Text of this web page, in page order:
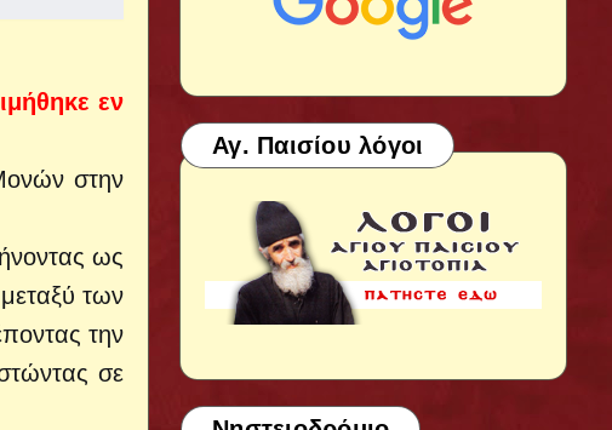
εν
στην
ως
των
την
σε
Αγ. Παισίου λόγοι